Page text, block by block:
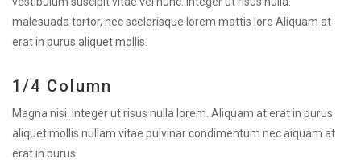
malesuada tortor, nec scelerisque lorem mattis lore Aliquam at
erat in purus aliquet mollis.
1/4 Column
Magna nisi. Integer ut risus nulla lorem. Aliquam at erat in purus
aliquet mollis nullam vitae pulvinar condimentum nec aiquam at
erat in purus.